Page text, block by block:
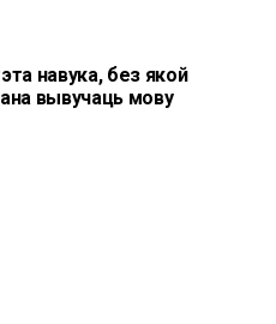
навука, без якой
вывучаць мову